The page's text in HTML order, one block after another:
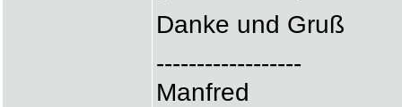
Danke und Gruß
------------------
Manfred